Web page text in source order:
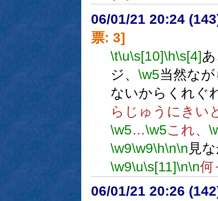
06/01/21 20:24
票: 3]
\t\u\s[10]\h\s[4]
ジ、 \w5当然な
ないからくれぐ
らじゅうにきい
\w5…\w5これ、
\w9\w9\h\n\n 見
\w9\u\s[11]\n\n何
06/01/21 20:26